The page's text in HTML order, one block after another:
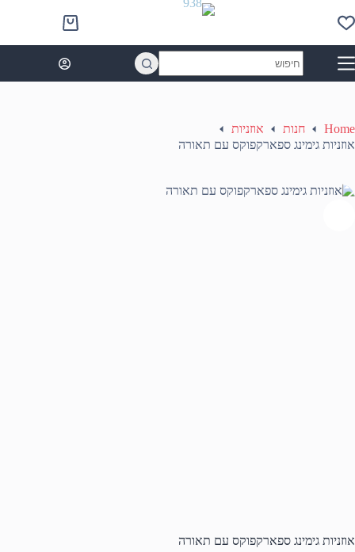
to
content
Shopping
cart
results
Home חנות
אוזניות
אוזניות גימינג ספארקפוקס עם תאורה
אוזניות גימינג ספארקפוקס עם תאורה